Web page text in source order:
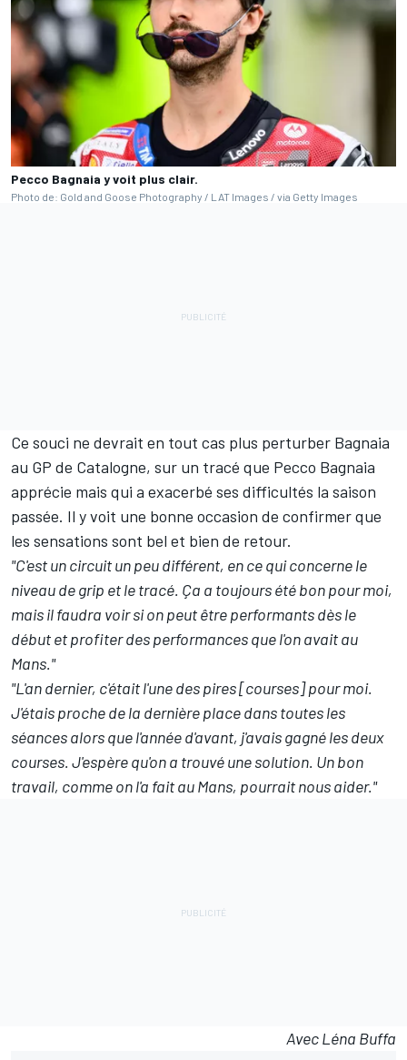
Pecco Bagnaia y voit plus clair.
Photo de: Gold and Goose Photography / LAT Images / via Getty Images
Ce souci ne devrait en tout cas plus perturber Bagnaia
au GP de Catalogne, sur un tracé que Pecco Bagnaia
apprécie mais qui a exacerbé ses difficultés la saison
passée. Il y voit une bonne occasion de confirmer que
les sensations sont bel et bien de retour.
"C'est un circuit un peu différent, en ce qui concerne le
niveau de grip et le tracé. Ça a toujours été bon pour moi,
mais il faudra voir si on peut être performants dès le
début et profiter des performances que l'on avait au
Mans."
"L'an dernier, c'était l'une des pires [courses] pour moi.
J'étais proche de la dernière place dans toutes les
séances alors que l'année d'avant, j'avais gagné les deux
courses. J'espère qu'on a trouvé une solution. Un bon
travail, comme on l'a fait au Mans, pourrait nous aider."
Avec Léna Buffa